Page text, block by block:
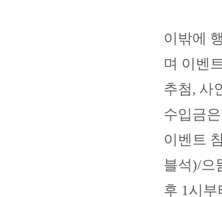
이밖에
며 이벤
추첨, 사
수입금
이벤트
블석)/으
후 1시